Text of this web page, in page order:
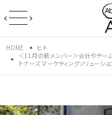
HOME
ヒト
＜11月の新メンバー＞会社やチー
トナーズ マーケティングソリューショ